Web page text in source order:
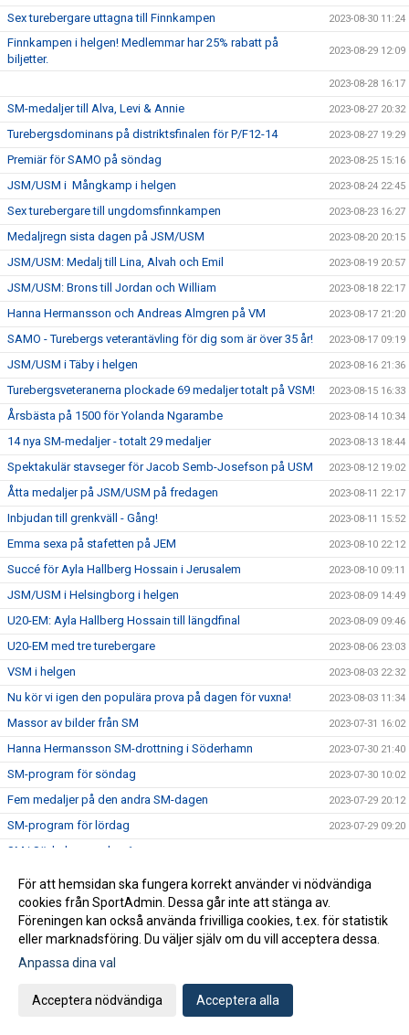
Sex turebergare uttagna till Finnkampen 2023-08-30 11:24
Finnkampen i helgen! Medlemmar har 25% rabatt på
biljetter.
2023-08-29 12:09
2023-08-28 16:17
SM-medaljer till Alva, Levi & Annie 2023-08-27 20:32
Turebergsdominans på distriktsfinalen för P/F12-14 2023-08-27 19:29
Premiär för SAMO på söndag 2023-08-25 15:16
JSM/USM i Mångkamp i helgen 2023-08-24 22:45
Sex turebergare till ungdomsfinnkampen 2023-08-23 16:27
Medaljregn sista dagen på JSM/USM 2023-08-20 20:15
JSM/USM: Medalj till Lina, Alvah och Emil 2023-08-19 20:57
JSM/USM: Brons till Jordan och William 2023-08-18 22:17
Hanna Hermansson och Andreas Almgren på VM 2023-08-17 21:20
SAMO - Turebergs veterantävling för dig som är över 35 år! 2023-08-17 09:19
JSM/USM i Täby i helgen 2023-08-16 21:36
Turebergsveteranerna plockade 69 medaljer totalt på VSM! 2023-08-15 16:33
Årsbästa på 1500 för Yolanda Ngarambe 2023-08-14 10:34
14 nya SM-medaljer - totalt 29 medaljer 2023-08-13 18:44
Spektakulär stavseger för Jacob Semb-Josefson på USM 2023-08-12 19:02
Åtta medaljer på JSM/USM på fredagen 2023-08-11 22:17
Inbjudan till grenkväll - Gång! 2023-08-11 15:52
Emma sexa på stafetten på JEM 2023-08-10 22:12
Succé för Ayla Hallberg Hossain i Jerusalem 2023-08-10 09:11
JSM/USM i Helsingborg i helgen 2023-08-09 14:49
U20-EM: Ayla Hallberg Hossain till längdfinal 2023-08-09 09:46
U20-EM med tre turebergare 2023-08-06 23:03
VSM i helgen 2023-08-03 22:32
Nu kör vi igen den populära prova på dagen för vuxna! 2023-08-03 11:34
Massor av bilder från SM 2023-07-31 16:02
Hanna Hermansson SM-drottning i Söderhamn 2023-07-30 21:40
SM-program för söndag 2023-07-30 10:02
Fem medaljer på den andra SM-dagen 2023-07-29 20:12
SM-program för lördag 2023-07-29 09:20
SM i Söderhamn - dag 1
Tre turebergare uttagna till U20-EM 2023-07-28 17:33
SM-program för fredag
Dags för SM i helgen 2023-07-27 09:57
Turebergare på Nordiska Juniorlandskampen
För att hemsidan ska fungera korrekt använder vi nödvändiga
cookies från SportAdmin. Dessa går inte att stänga av.
Föreningen kan också använda frivilliga cookies, t.ex. för statistik
eller marknadsföring. Du väljer själv om du vill acceptera dessa.
Anpassa dina val
Acceptera nödvändiga Acceptera alla